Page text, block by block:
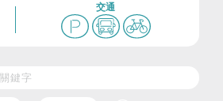
交通